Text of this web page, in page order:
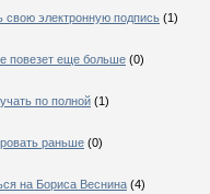
свою электронную подпись (1)
повезет еще больше (0)
по полной (1)
раньше (0)
на Бориса Веснина (4)